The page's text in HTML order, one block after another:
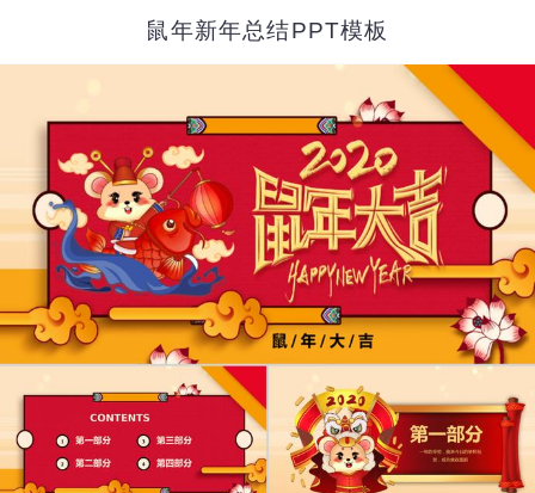
鼠年新年总结PPT模板